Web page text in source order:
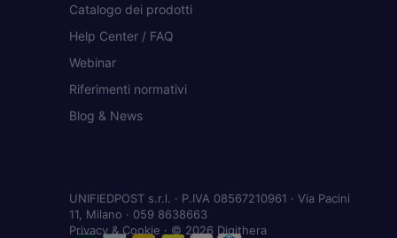
Catalogo dei prodotti
Help Center / FAQ
Webinar
Riferimenti normativi
Blog & News
UNIFIEDPOST s.r.l. · P.IVA 08567210961 · Via Pacini
11, Milano · 059 8638663
Privacy & Cookie · © 2026 Digithera